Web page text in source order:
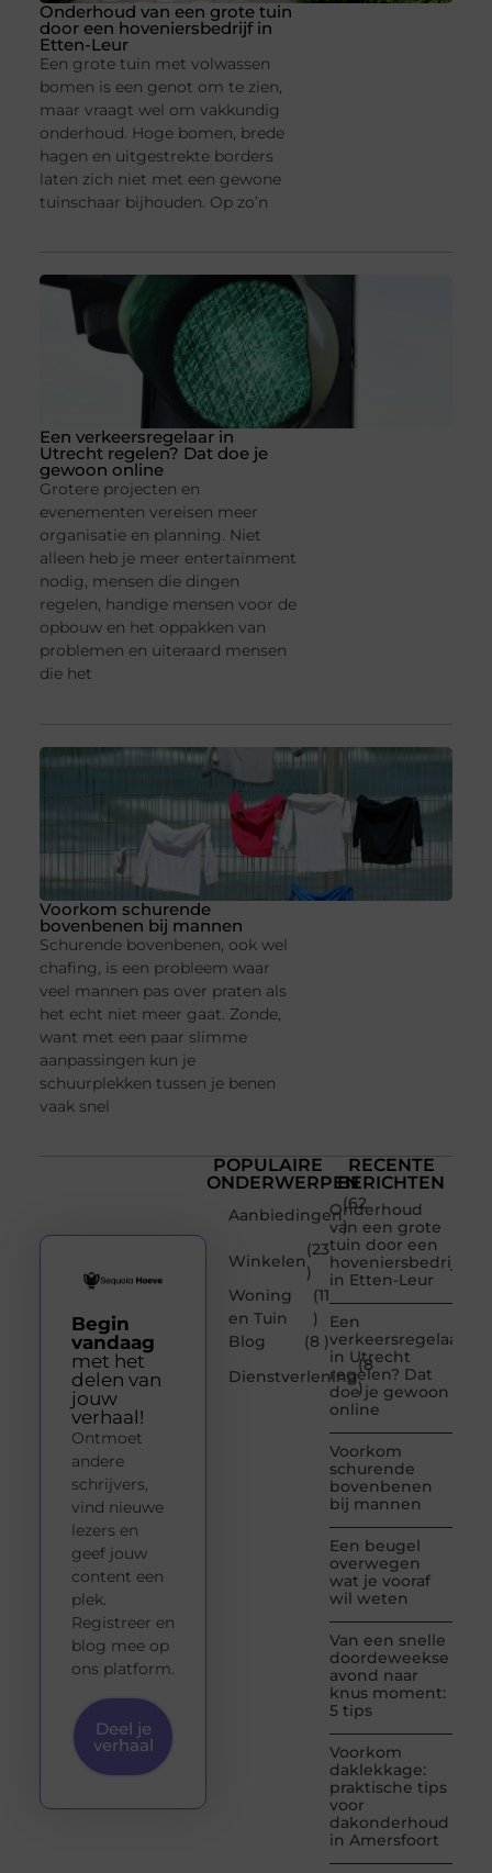
Onderhoud van een grote tuin
door een hoveniersbedrijf in
Etten-Leur
Een grote tuin met volwassen
bomen is een genot om te zien,
maar vraagt wel om vakkundig
onderhoud. Hoge bomen, brede
hagen en uitgestrekte borders
laten zich niet met een gewone
tuinschaar bijhouden. Op zo’n
Een verkeersregelaar in
Utrecht regelen? Dat doe je
gewoon online
Grotere projecten en
evenementen vereisen meer
organisatie en planning. Niet
alleen heb je meer entertainment
nodig, mensen die dingen
regelen, handige mensen voor de
opbouw en het oppakken van
problemen en uiteraard mensen
die het
Voorkom schurende
bovenbenen bij mannen
Schurende bovenbenen, ook wel
chafing, is een probleem waar
veel mannen pas over praten als
het echt niet meer gaat. Zonde,
want met een paar slimme
aanpassingen kun je
schuurplekken tussen je benen
vaak snel
POPULAIRE
ONDERWERPEN
Aanbiedingen
(62
)
Winkelen
(23
)
Woning
en Tuin
(11
)
Blog
(8 )
Dienstverlening
(8
)
RECENTE
BERICHTEN
Onderhoud
van een grote
tuin door een
hoveniersbedrijf
in Etten-Leur
Een
verkeersregelaar
in Utrecht
regelen? Dat
doe je gewoon
online
Voorkom
schurende
bovenbenen
bij mannen
Een beugel
overwegen
wat je vooraf
wil weten
Van een snelle
doordeweekse
avond naar
knus moment:
5 tips
Voorkom
daklekkage:
praktische tips
voor
dakonderhoud
in Amersfoort
Begin
vandaag
met het
delen van
jouw
verhaal!
Ontmoet
andere
schrijvers,
vind nieuwe
lezers en
geef jouw
content een
plek.
Registreer en
blog mee op
ons platform.
Deel je
verhaal